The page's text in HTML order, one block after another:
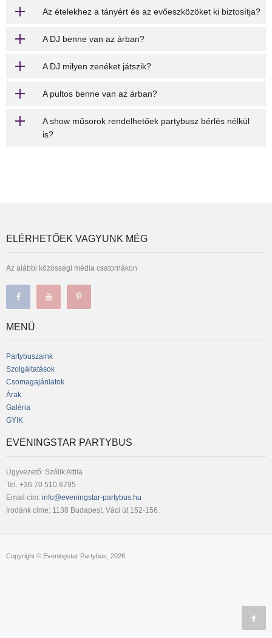
Az ételekhez a tányért és az evőeszközöket ki biztosítja?
A DJ benne van az árban?
A DJ milyen zenéket játszik?
A pultos benne van az árban?
A show műsorok rendelhetőek partybusz bérlés nélkül
is?
ELÉRHETŐEK VAGYUNK MÉG
Az alábbi közösségi média csatornákon
MENÜ
Partybuszaink
Szolgáltatások
Csomagajánlatok
Árak
Galéria
GYIK
EVENINGSTAR PARTYBUS
Ügyvezető: Szólik Attila
Tel. +36 70 510 8795
Email cím: info@eveningstar-partybus.hu
Irodánk címe: 1138 Budapest, Váci út 152-156.
Copyright © Eveningstar Partybus, 2026